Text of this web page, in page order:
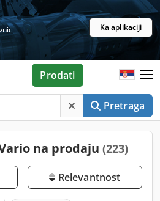
Ka aplikaciji
Pretraga
Prodati
na prodaju (223)
Relevantnost